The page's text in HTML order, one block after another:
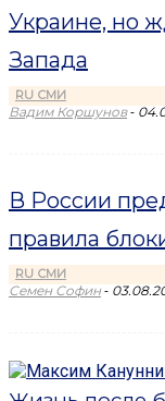
Украине, но
Запада
RU СМИ
Вадим Коршунов -
В России
правила
RU СМИ
Семен Софин -